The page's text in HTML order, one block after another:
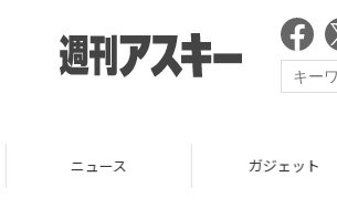
ニュース ガジェット